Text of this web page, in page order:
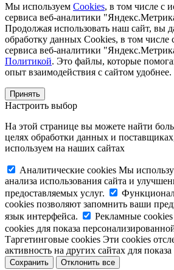
Мы используем Cookies, в том числе с
сервиса веб-аналитики
Продолжая использовать наш сайт, вы
обработку данных Cookies, в том числе
сервиса веб-аналитики
Политикой. Это файлы, которые
опыт взаимодействия с сайтом удобнее.
Принять
Настроить выбор
На этой странице вы можете найти
целях обработки данных и
используем на наших сайтах
Аналитические cookies Мы
анализа использования сайта и
предоставляемых услуг.
cookies позволяют запомнить ваши
язык интерфейса.
Рекламные cookies
cookies для показа
Таргетинговые cookies Эти cookies
активность на других сайтах для
Сохранить Отклонить все